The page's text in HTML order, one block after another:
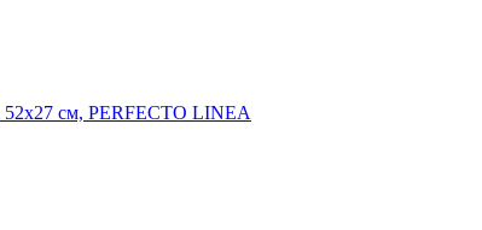
52х27 см, PERFECTO LINEA